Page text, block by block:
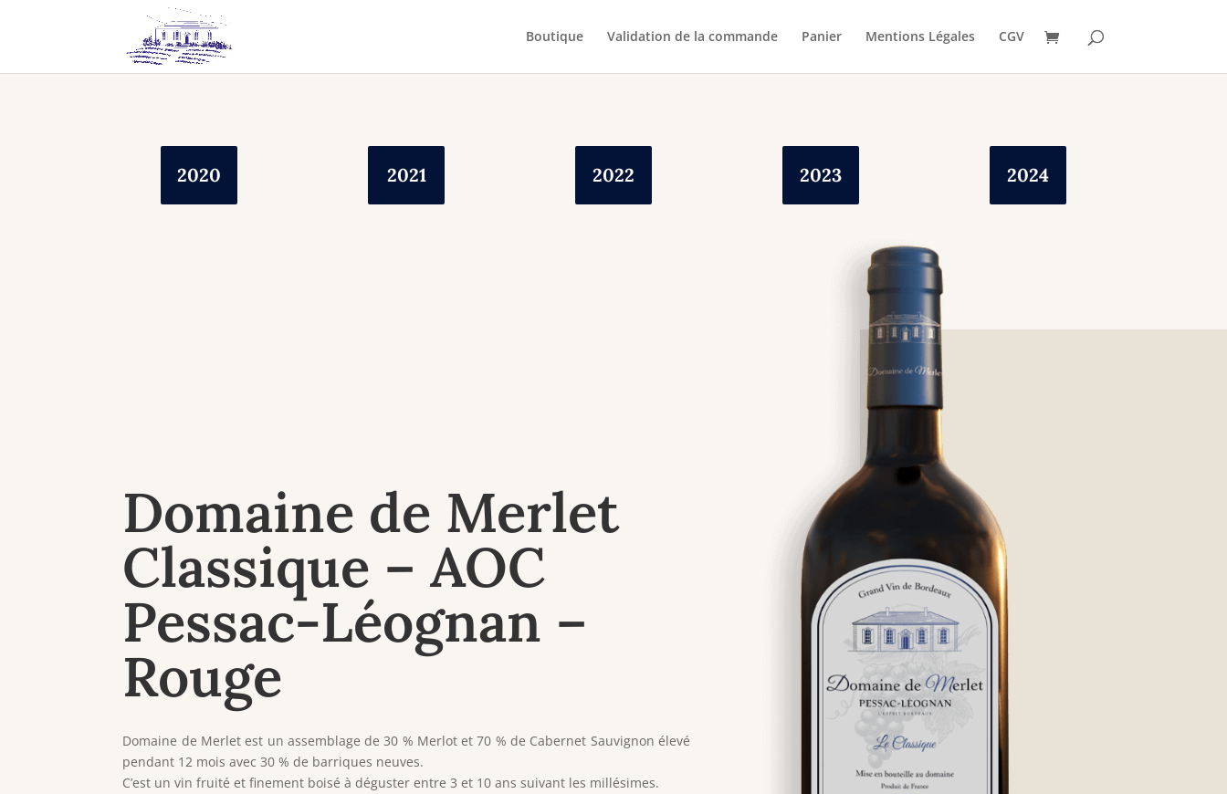
Boutique Validation de la commande Panier Mentions Légales CGV
2020 2021 2022 2023 2024
Domaine de Merlet
Classique – AOC
Pessac-Léognan –
Rouge
Domaine de Merlet est un assemblage de 30 % Merlot et 70 % de Cabernet Sauvignon élevé
pendant 12 mois avec 30 % de barriques neuves.
C’est un vin fruité et finement boisé à déguster entre 3 et 10 ans suivant les millésimes.